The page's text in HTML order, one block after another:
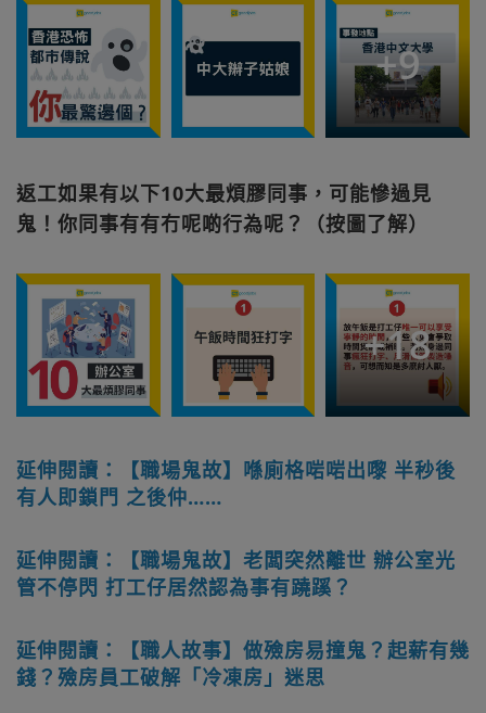
+9
返工如果有以下10大最煩膠同事，可能慘過見
鬼！你同事有有冇呢啲行為呢？（按圖了解）
+18
延伸閱讀：【職場鬼故】喺廁格啱啱出嚟 半秒後
有人即鎖門 之後仲……
延伸閱讀：【職場鬼故】老闆突然離世 辦公室光
管不停閃 打工仔居然認為事有蹺蹊？
延伸閱讀：【職人故事】做殮房易撞鬼？起薪有幾
錢？殮房員工破解「冷凍房」迷思